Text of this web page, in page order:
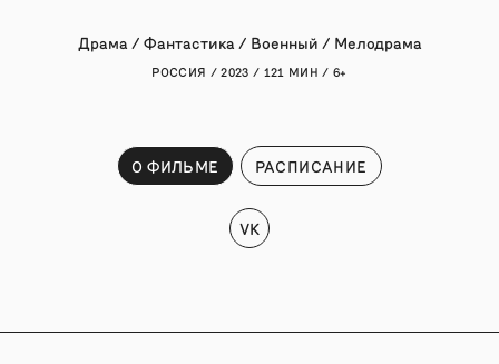
Драма / Фантастика / Военный / Мелодрама
РОССИЯ / 2023 / 121 МИН / 6+
О ФИЛЬМЕ РАСПИСАНИЕ
VK